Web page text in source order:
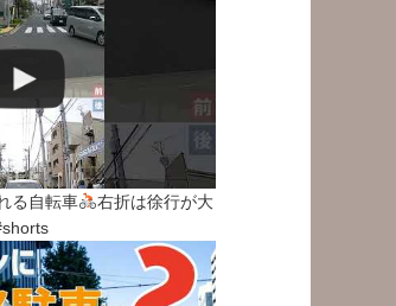
る自転車
右折は徐行が大